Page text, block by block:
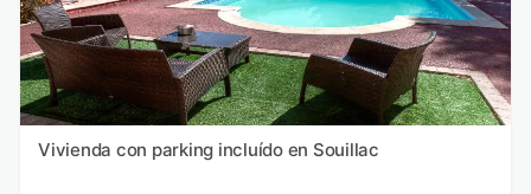
Vivienda con parking incluído en Souillac